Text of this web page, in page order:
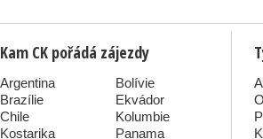
Kam CK pořádá zájezdy
Argentina
Bolívie
Brazílie
Ekvádor
Chile
Kolumbie
Kostarika
Panama